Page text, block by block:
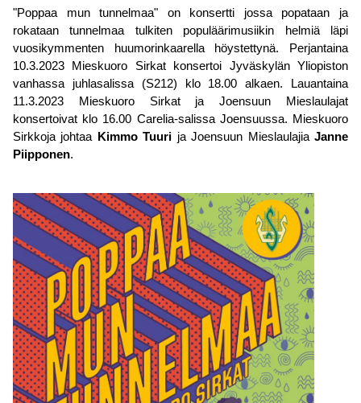
"Poppaa mun tunnelmaa" on konsertti jossa popataan ja
rokataan tunnelmaa tulkiten populäärimusiikin helmiä läpi
vuosikymmenten huumorinkaarella höystettynä. Perjantaina
10.3.2023 Mieskuoro Sirkat konsertoi Jyväskylän Yliopiston
vanhassa juhlasalissa (S212) klo 18.00 alkaen. Lauantaina
11.3.2023 Mieskuoro Sirkat ja Joensuun Mieslaulajat
konsertoivat klo 16.00 Carelia-salissa Joensuussa. Mieskuoro
Sirkkoja johtaa Kimmo Tuuri ja Joensuun MieslaulajiaJanne
Piipponen.